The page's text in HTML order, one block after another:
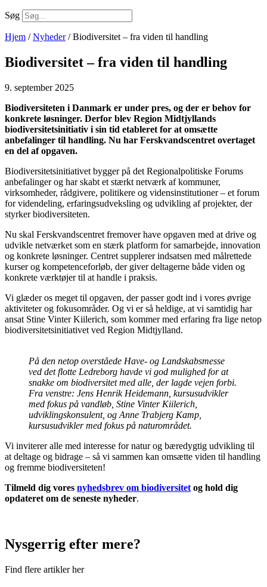
Søg
Hjem /Nyheder/Biodiversitet – fra viden til handling
Biodiversitet – fra viden til handling
9. september 2025
Biodiversiteten i Danmark er under pres, og der er behov for
konkrete løsninger. Derfor blev Region Midtjyllands
biodiversitetsinitiativ i sin tid etableret for at omsætte
anbefalinger til handling. Nu har Ferskvandscentret overtaget
en del af opgaven.
Biodiversitetsinitiativet bygger på det Regionalpolitiske Forums
anbefalinger og har skabt et stærkt netværk af kommuner,
virksomheder, rådgivere, politikere og vidensinstitutioner – et forum
for videndeling, erfaringsudveksling og udvikling af projekter, der
styrker biodiversiteten.
Nu skal Ferskvandscentret fremover have opgaven med at drive og
udvikle netværket som en stærk platform for samarbejde, innovation
og konkrete løsninger. Centret supplerer indsatsen med målrettede
kurser og kompetenceforløb, der giver deltagerne både viden og
konkrete værktøjer til at handle i praksis.
Vi glæder os meget til opgaven, der passer godt ind i vores øvrige
aktiviteter og fokusområder. Og vi er så heldige, at vi samtidig har
ansat Stine Vinter Kiilerich, som kommer med erfaring fra lige netop
biodiversitetsinitiativet ved Region Midtjylland.
På den netop overståede Have- og Landskabsmesse
ved det flotte Ledreborg havde vi god mulighed for at
snakke om biodiversitet med alle, der lagde vejen forbi.
Fra venstre: Jens Henrik Heidemann, kursusudvikler
med fokus på vandløb, Stine Vinter Kiilerich,
udviklingskonsulent, og Anne Trabjerg Kamp,
kursusudvikler med fokus på naturområdet.
Vi inviterer alle med interesse for natur og bæredygtig udvikling til
at deltage og bidrage – så vi sammen kan omsætte viden til handling
og fremme biodiversiteten!
Tilmeld dig vores nyhedsbrev om biodiversitet og hold dig
opdateret om de seneste nyheder.
Nysgerrig efter mere?
Find flere artikler her